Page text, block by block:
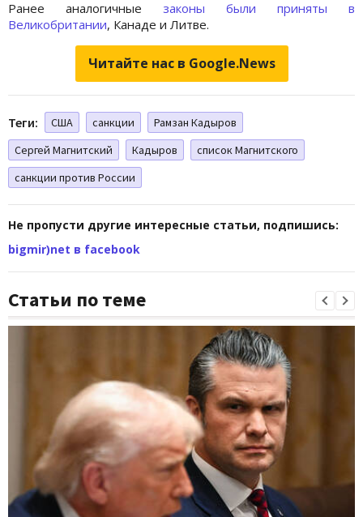
Ранее аналогичные законы были приняты в
Великобритании, Канаде и Литве.
Читайте нас в Google.News
Теги: США санкции
Рамзан Кадыров
Сергей Магнитский
Кадыров
список Магнитского
санкции против России
Не пропусти другие интересные статьи, подпишись:
bigmir)net в facebook
Статьи по теме